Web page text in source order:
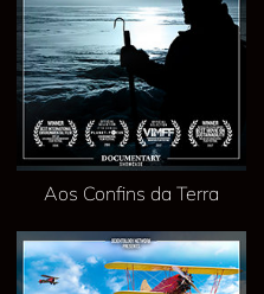
Aos Confins da Terra